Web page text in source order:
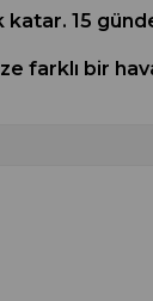
katar. 15
farklı bir